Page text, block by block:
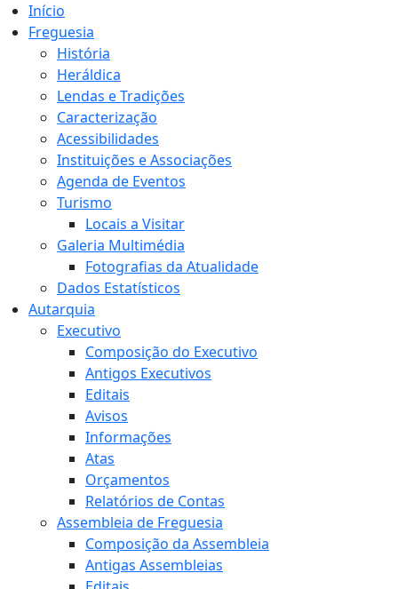
Início
Freguesia
História
Heráldica
Lendas e Tradições
Caracterização
Acessibilidades
Instituições e Associações
Agenda de Eventos
Turismo
Locais a Visitar
Galeria Multimédia
Fotografias da Atualidade
Dados Estatísticos
Autarquia
Executivo
Composição do Executivo
Antigos Executivos
Editais
Avisos
Informações
Atas
Orçamentos
Relatórios de Contas
Assembleia de Freguesia
Composição da Assembleia
Antigas Assembleias